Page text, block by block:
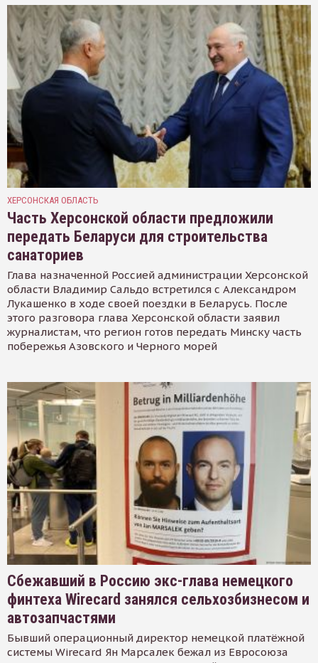
ХЕРСОНСКАЯ ОБЛАСТЬ
Часть Херсонской области предложили
передать Беларуси для строительства
санаториев
Глава назначенной Россией администрации Херсонской
области Владимир Сальдо встретился с Александром
Лукашенко в ходе своей поездки в Беларусь. После
этого разговора глава Херсонской области заявил
журналистам, что регион готов передать Минску часть
побережья Азовского и Черного морей
Сбежавший в Россию экс-глава немецкого
финтеха Wirecard занялся сельхозбизнесом и
автозапчастями
Бывший операционный директор немецкой платёжной
системы Wirecard Ян Марсалек бежал из Евросоюза